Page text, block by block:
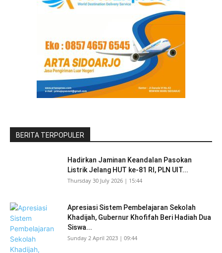
BERITA TERPOPULER
Hadirkan Jaminan Keandalan Pasokan
Listrik Jelang HUT ke-81 RI, PLN UIT...
Thursday 30 July 2026 | 15:44
Apresiasi Sistem Pembelajaran Sekolah
Khadijah, Gubernur Khofifah Beri Hadiah Dua
Siswa...
Sunday 2 April 2023 | 09:44